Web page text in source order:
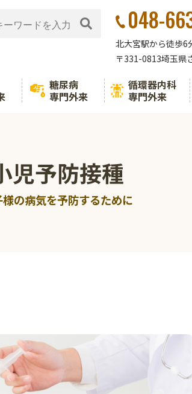
048-
北大宮駅から徒歩6
〒331-0813埼玉県
糖尿病
専門外来
循環器内科
専門外来
児予防接種
様の病気を予防するために